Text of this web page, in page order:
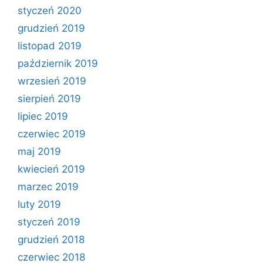
styczeń 2020
grudzień 2019
listopad 2019
październik 2019
wrzesień 2019
sierpień 2019
lipiec 2019
czerwiec 2019
maj 2019
kwiecień 2019
marzec 2019
luty 2019
styczeń 2019
grudzień 2018
czerwiec 2018